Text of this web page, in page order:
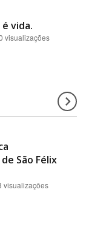
vida.
visualizações
São Félix
visualizações